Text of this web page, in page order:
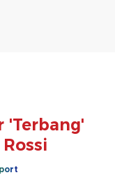
'Terbang'